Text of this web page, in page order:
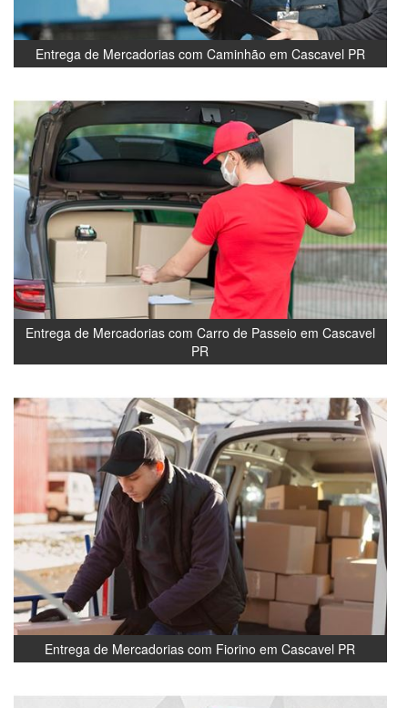
Entrega de Mercadorias com Caminhão em Cascavel PR
Entrega de Mercadorias com Carro de Passeio em Cascavel
PR
Entrega de Mercadorias com Fiorino em Cascavel PR